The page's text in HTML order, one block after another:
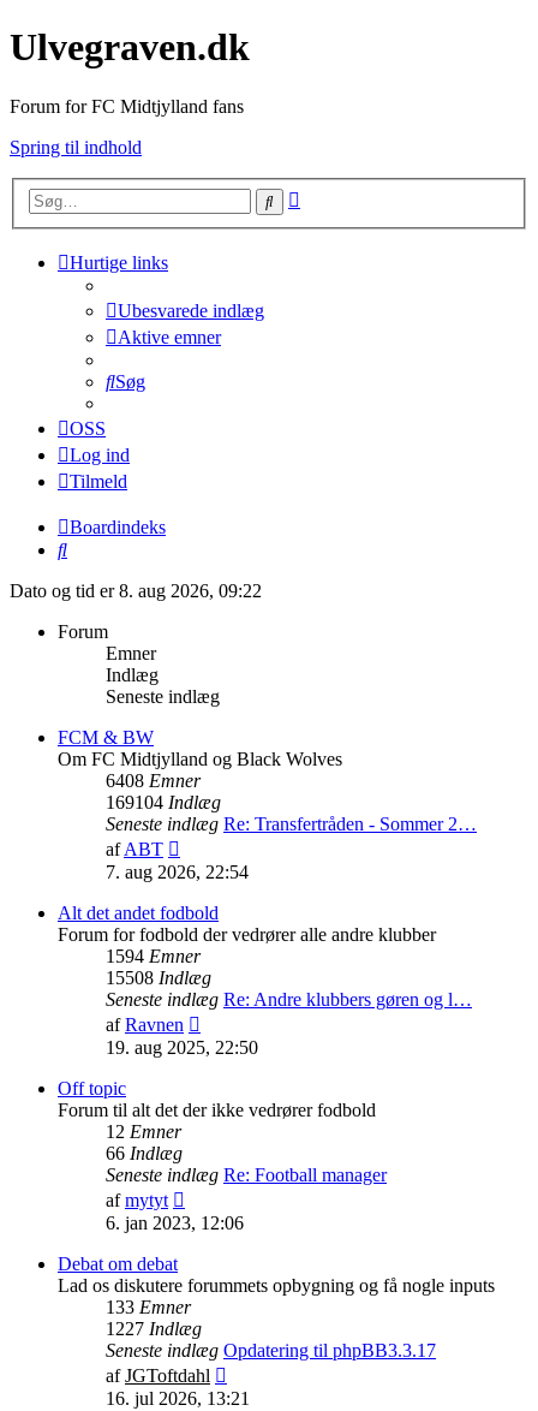
Ulvegraven.dk
Forum for FC Midtjylland fans
Spring til indhold
Søg
Hurtige links
Ubesvarede indlæg
Aktive emner
Søg
OSS
Log ind
Tilmeld
Boardindeks
Søg
Dato og tid er 8. aug 2026, 09:22
Forum
Emner
Indlæg
Seneste indlæg
FCM & BW
Om FC Midtjylland og Black Wolves
6408 Emner
169104 Indlæg
Seneste indlæg Re: Transfertråden - Sommer 2…
afABT
det
indlæg
7. aug 2026, 22:54
Alt det andet fodbold
Forum for fodbold der vedrører alle andre klubber
1594 Emner
15508 Indlæg
Seneste indlæg Re: Andre klubbers gøren og l…
afRavnen
det
19. aug 2025, 22:50
Off topic
Forum til alt det der ikke vedrører fodbold
12 Emner
66 Indlæg
Seneste indlæg Re: Football manager
afmytyt
det
6. jan 2023, 12:06
Debat om debat
Lad os diskutere forummets opbygning og få nogle inputs
133 Emner
1227 Indlæg
Seneste indlæg Opdatering til phpBB3.3.17
afJGToftdahl
det
16. jul 2026, 13:21